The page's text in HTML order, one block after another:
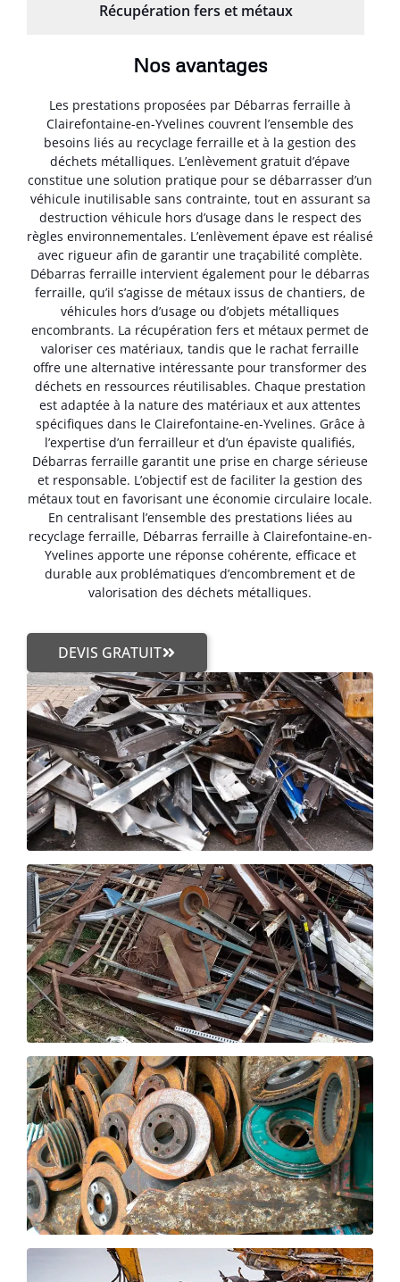
Récupération fers et métaux
Nos avantages
Les prestations proposées par Débarras ferraille à
Clairefontaine-en-Yvelines couvrent l’ensemble des
besoins liés au recyclage ferraille et à la gestion des
déchets métalliques. L’enlèvement gratuit d’épave
constitue une solution pratique pour se débarrasser d’un
véhicule inutilisable sans contrainte, tout en assurant sa
destruction véhicule hors d’usage dans le respect des
règles environnementales. L’enlèvement épave est réalisé
avec rigueur afin de garantir une traçabilité complète.
Débarras ferraille intervient également pour le débarras
ferraille, qu’il s’agisse de métaux issus de chantiers, de
véhicules hors d’usage ou d’objets métalliques
encombrants. La récupération fers et métaux permet de
valoriser ces matériaux, tandis que le rachat ferraille
offre une alternative intéressante pour transformer des
déchets en ressources réutilisables. Chaque prestation
est adaptée à la nature des matériaux et aux attentes
spécifiques dans le Clairefontaine-en-Yvelines. Grâce à
l’expertise d’un ferrailleur et d’un épaviste qualifiés,
Débarras ferraille garantit une prise en charge sérieuse
et responsable. L’objectif est de faciliter la gestion des
métaux tout en favorisant une économie circulaire locale.
En centralisant l’ensemble des prestations liées au
recyclage ferraille, Débarras ferraille à Clairefontaine-en-
Yvelines apporte une réponse cohérente, efficace et
durable aux problématiques d’encombrement et de
valorisation des déchets métalliques.
DEVIS GRATUIT